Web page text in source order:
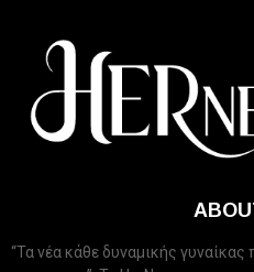
“Τα νέα κάθε δυναμικής